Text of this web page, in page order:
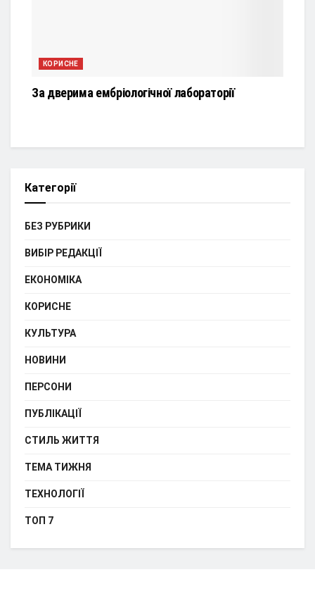
КОРИСНЕ
За дверима ембріологічної лабораторії
Категорії
БЕЗ РУБРИКИ
ВИБІР РЕДАКЦІЇ
ЕКОНОМІКА
КОРИСНЕ
КУЛЬТУРА
НОВИНИ
ПЕРСОНИ
ПУБЛІКАЦІЇ
СТИЛЬ ЖИТТЯ
ТЕМА ТИЖНЯ
ТЕХНОЛОГІЇ
ТОП 7